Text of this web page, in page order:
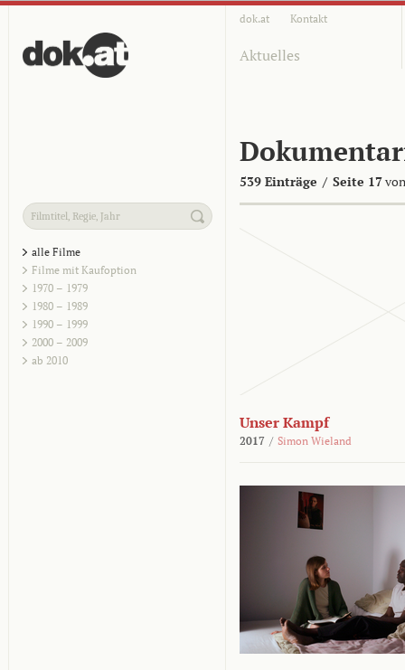
dok.at Kontakt
Aktuelles
539 Einträge / Seite 17
alle Filme
Filme mit Kaufoption
1970 – 1979
1980 – 1989
1990 – 1999
2000 – 2009
ab 2010
Unser Kampf
2017 / Simon Wieland